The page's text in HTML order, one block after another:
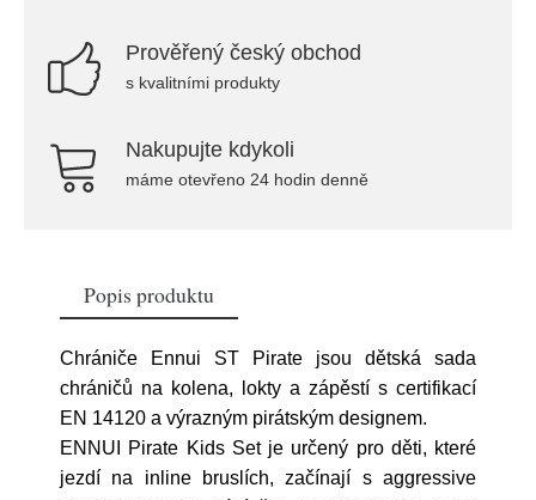
Prověřený český obchod
s kvalitními produkty
Nakupujte kdykoli
máme otevřeno 24 hodin denně
Popis produktu
Chrániče Ennui ST Pirate jsou dětská sada
chráničů na kolena, lokty a zápěstí s certifikací
EN 14120 a výrazným pirátským designem.
ENNUI Pirate Kids Set je určený pro děti, které
jezdí na inline bruslích, začínají s aggressive